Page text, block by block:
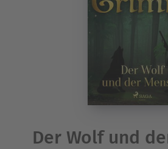
Der Wolf und